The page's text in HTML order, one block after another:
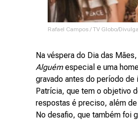
Rafael Campos / TV Globo/
Na véspera do Dia das
Alguémespecial e uma
gravado antes do período
Patrícia, que tem o objetivo
respostas é preciso, além
No desafio, que também foi